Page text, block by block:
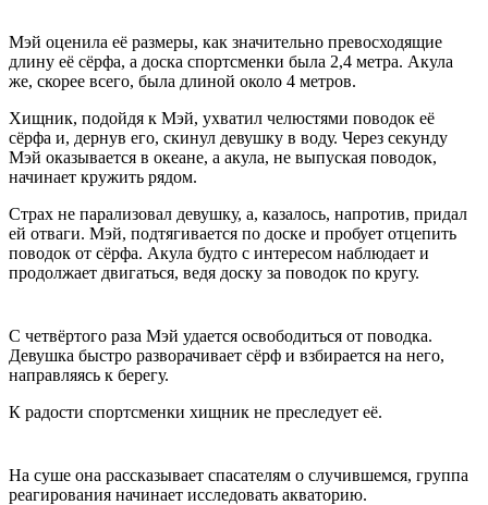
Мэй оценила её размеры, как значительно превосходящие
длину её сёрфа, а доска спортсменки была 2,4 метра. Акула
же, скорее всего, была длиной около 4 метров.
Хищник, подойдя к Мэй, ухватил челюстями поводок её
сёрфа и, дернув его, скинул девушку в воду. Через секунду
Мэй оказывается в океане, а акула, не выпуская поводок,
начинает кружить рядом.
Страх не парализовал девушку, а, казалось, напротив, придал
ей отваги. Мэй, подтягивается по доске и пробует отцепить
поводок от сёрфа. Акула будто с интересом наблюдает и
продолжает двигаться, ведя доску за поводок по кругу.
С четвёртого раза Мэй удается освободиться от поводка.
Девушка быстро разворачивает сёрф и взбирается на него,
направляясь к берегу.
К радости спортсменки хищник не преследует её.
На суше она рассказывает спасателям о случившемся, группа
реагирования начинает исследовать акваторию.